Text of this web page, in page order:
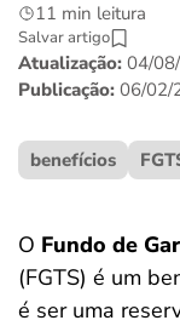
últimas notícias
ferramentas
11 min leitura
Salvar artigo
Atualização: 04/
Publicação: 06/02/
benefícios
O Fundo de
(FGTS) é um
é ser uma